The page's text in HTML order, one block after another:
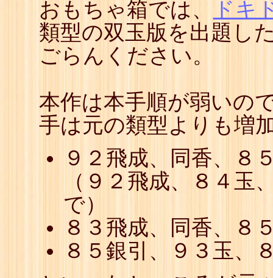
おもちゃ箱では、
ドキ
類型の双玉版を出題し
ごらんください。
本作は本手順が弱いの
手は元の類型よりも増
９２飛成、同香、８
（９２飛成、８４玉
で）
８３飛成、同香、８
８５銀引、９３玉、